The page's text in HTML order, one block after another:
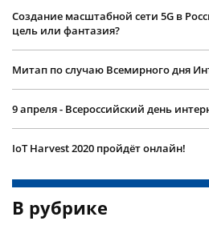
Создание масштабной сети 5G в
цель или фантазия?
Митап по случаю Всемирного дня
9 апреля - Всероссийский день
IoT Harvest 2020 пройдёт онлайн!
В рубрике